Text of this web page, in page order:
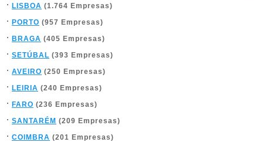
LISBOA (1.764 Empresas)
PORTO (957 Empresas)
BRAGA (405 Empresas)
SETÚBAL (393 Empresas)
AVEIRO (250 Empresas)
LEIRIA (240 Empresas)
FARO (236 Empresas)
SANTARÉM (209 Empresas)
COIMBRA (201 Empresas)